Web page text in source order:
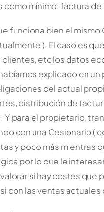
mínimo: factura de
funciona bien el
). El caso es
etc los datos
explicado en
del actual
distribución de
Y para el propietario,
con una Cesionario (
y poco más mientras
por lo que le
si hay costes que
con las ventas actuales